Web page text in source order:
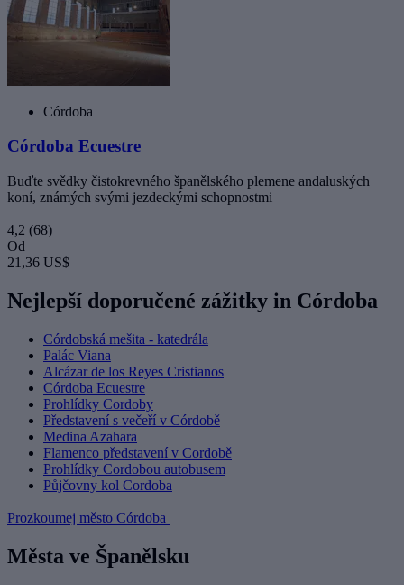
Córdoba
Córdoba Ecuestre
Buďte svědky čistokrevného španělského plemene andaluských
koní, známých svými jezdeckými schopnostmi
4,2 (68)
Od
21,36 US$
Nejlepší doporučené zážitky in Córdoba
Córdobská mešita - katedrála
Palác Viana
Alcázar de los Reyes Cristianos
Córdoba Ecuestre
Prohlídky Cordoby
Představení s večeří v Córdobě
Medina Azahara
Flamenco představení v Cordobě
Prohlídky Cordobou autobusem
Půjčovny kol Cordoba
Prozkoumej město Córdoba
Města ve Španělsku